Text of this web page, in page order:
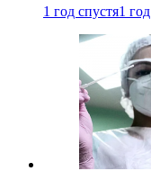
1 год спустя1